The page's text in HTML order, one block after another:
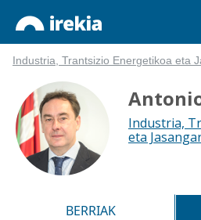
Industria, Trantsizio Energetikoa eta
Industria,
eta
BERRIAK